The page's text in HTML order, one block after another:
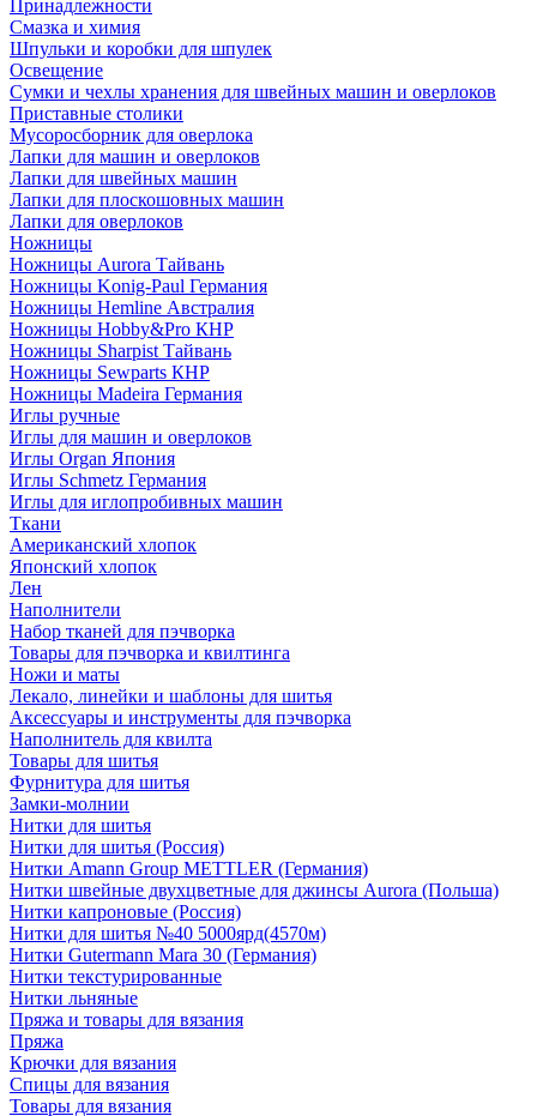
Принадлежности
Смазка и химия
Шпульки и коробки для шпулек
Освещение
Сумки и чехлы хранения для швейных машин и оверлоков
Приставные столики
Мусоросборник для оверлока
Лапки для машин и оверлоков
Лапки для швейных машин
Лапки для плоскошовных машин
Лапки для оверлоков
Ножницы
Ножницы Aurora Тайвань
Ножницы Konig-Paul Германия
Ножницы Hemline Австралия
Ножницы Hobby&Pro КНР
Ножницы Sharpist Тайвань
Ножницы Sewparts КНР
Ножницы Madeira Германия
Иглы ручные
Иглы для машин и оверлоков
Иглы Organ Япония
Иглы Schmetz Германия
Иглы для иглопробивных машин
Ткани
Американский хлопок
Японский хлопок
Лен
Наполнители
Набор тканей для пэчворка
Товары для пэчворка и квилтинга
Ножи и маты
Лекало, линейки и шаблоны для шитья
Аксессуары и инструменты для пэчворка
Наполнитель для квилта
Товары для шитья
Фурнитура для шитья
Замки-молнии
Нитки для шитья
Нитки для шитья (Россия)
Нитки Amann Group METTLER (Германия)
Нитки швейные двухцветные для джинсы Aurora (Польша)
Нитки капроновые (Россия)
Нитки для шитья №40 5000ярд(4570м)
Нитки Gutermann Mara 30 (Германия)
Нитки текстурированные
Нитки льняные
Пряжа и товары для вязания
Пряжа
Крючки для вязания
Спицы для вязания
Товары для вязания